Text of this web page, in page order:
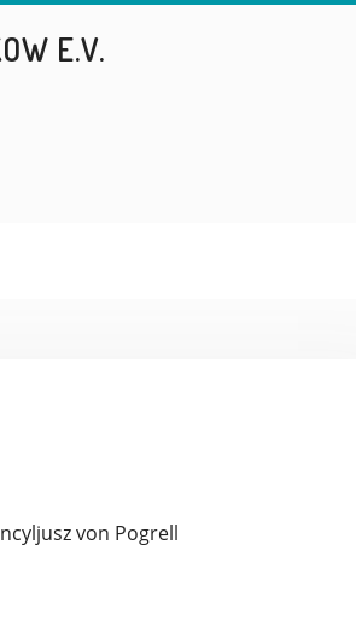
E.V.
von Pogrell